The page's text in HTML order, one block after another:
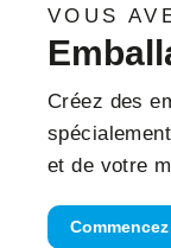
VOUS
Créez des
et de votre